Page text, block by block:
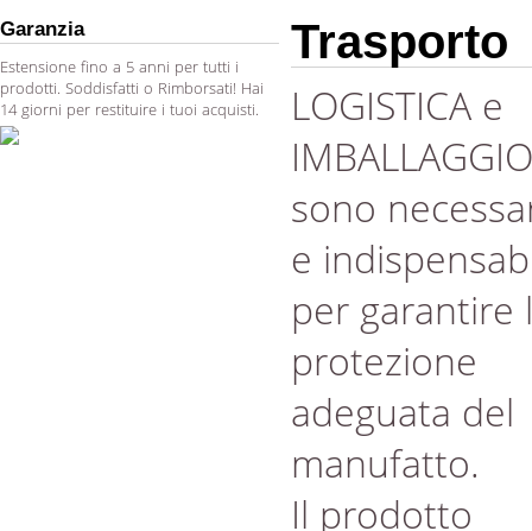
Garanzia
Estensione fino a 5 anni per tutti i
prodotti. Soddisfatti o Rimborsati! Hai
14 giorni per restituire i tuoi acquisti.
Trasporto
LOGISTICA e
IMBALLAGGIO
sono
e
per garantire
protezione
adeguata del
manufatto.
Il prodotto